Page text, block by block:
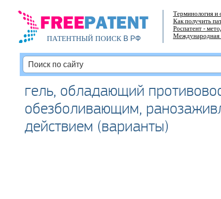
ПАТЕНТНЫЙ ПОИСКВ РФ
Терминология и
Как получить
Роспатент -
Международная
гель, обладающий
обезболивающим,
действием (варианты)